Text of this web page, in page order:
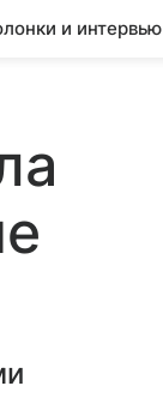
и интервью